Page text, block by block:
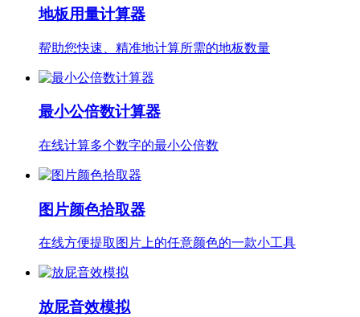
地板用量计算器
帮助您快速、精准地计算所需的地板数量
最小公倍数计算器
在线计算多个数字的最小公倍数
图片颜色拾取器
在线方便提取图片上的任意颜色的一款小工具
放屁音效模拟